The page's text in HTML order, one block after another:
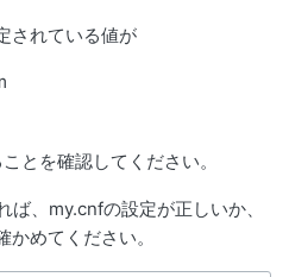
されている値が
とを確認してください。
、my.cnfの設定が正しいか、
めてください。